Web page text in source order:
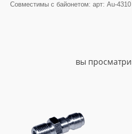
Совместимы с байонетом: арт: Au-
вы